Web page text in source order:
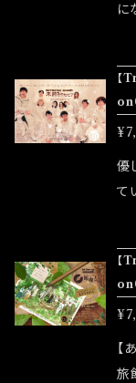
【
ッ
村
田
(
細
に
も
す
ラ
【
優
て
で
き
陥り始める
親
て
【
【あらす
旅